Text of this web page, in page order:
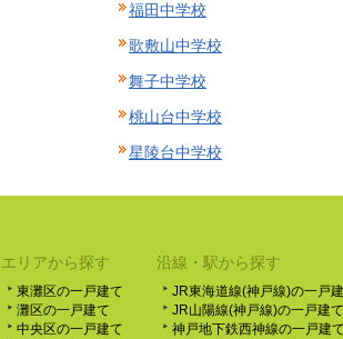
福田中学校
歌敷山中学校
舞子中学校
桃山台中学校
星陵台中学校
エリアから探す
東灘区の一戸建て
灘区の一戸建て
中央区の一戸建て
沿線・駅から探す
JR東海道線(神戸線)の一戸
JR山陽線(神戸線)の一戸建て
神戸地下鉄西神線の一戸建